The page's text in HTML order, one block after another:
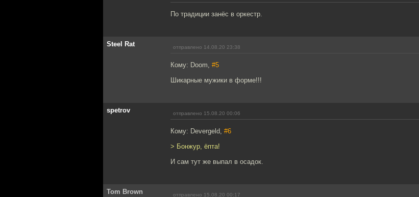
По традиции занёс в оркестр.
Steel Rat отправлено 14.08.20 23:38
Кому: Doom, #5
Шикарные мужики в форме!!!
spetrov отправлено 15.08.20 00:06
Кому: Devergeld, #6
> Бонжур, ёпта!
И сам тут же выпал в осадок.
Tom Brown отправлено 15.08.20 00:17